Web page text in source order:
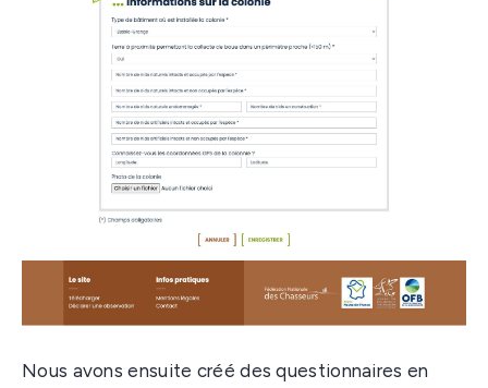
Nous avons ensuite créé des questionnaires en